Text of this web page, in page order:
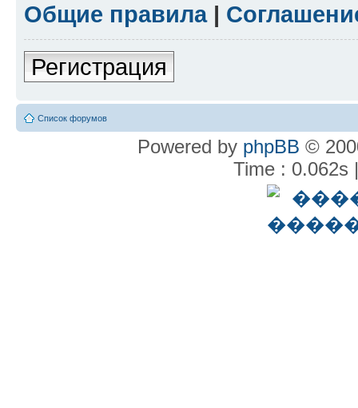
Общие правила|
Регистрация
Список форумов
Powered by phpBB ©
Time : 0.062s